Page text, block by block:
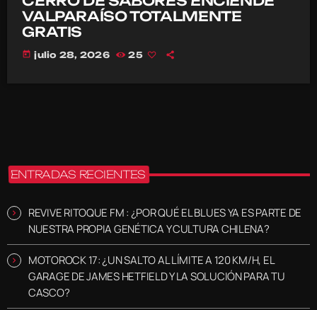
VALPARAÍSO TOTALMENTE
GRATIS
today julio 28, 2026 25
ENTRADAS RECIENTES
REVIVE RITOQUE FM : ¿POR QUÉ EL BLUES YA ES PARTE DE
NUESTRA PROPIA GENÉTICA Y CULTURA CHILENA?
MOTOROCK 17: ¿UN SALTO AL LÍMITE A 120 KM/H, EL
GARAGE DE JAMES HETFIELD Y LA SOLUCIÓN PARA TU
CASCO?